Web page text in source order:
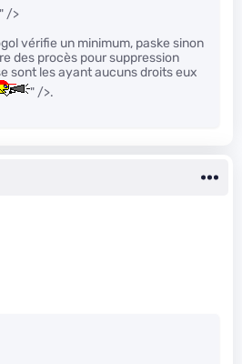
" />
vérifie un minimum, paske sinon
des procès pour suppression
sont les ayant aucuns droits eux
" />.